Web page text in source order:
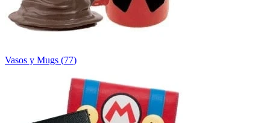
Vasos y Mugs (77)